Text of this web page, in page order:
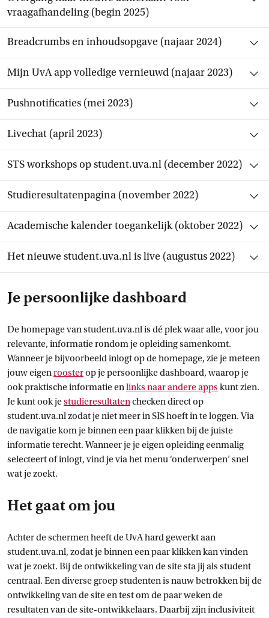
vraagafhandeling (begin 2025)
Breadcrumbs en inhoudsopgave (najaar 2024)
Open en sluit item
Mijn UvA app volledige vernieuwd (najaar 2023)
Open en sluit item
Pushnotificaties (mei 2023)
Open en sluit item
Livechat (april 2023)
Open en sluit item
STS workshops op student.uva.nl (december 2022)
Open en sluit item
Studieresultatenpagina (november 2022)
Open en sluit item
Academische kalender toegankelijk (oktober 2022)
Open en sluit item
Het nieuwe student.uva.nl is live (augustus 2022)
Open en sluit item
Je persoonlijke dashboard
De homepage van student.uva.nl is dé plek waar alle, voor jou
relevante, informatie rondom je opleiding samenkomt.
Wanneer je bijvoorbeeld inlogt op de homepage, zie je meteen
jouw eigenroosterop je persoonlijke dashboard, waarop je
ook praktische informatie enlinks naar andere apps kunt zien.
Je kunt ook jestudieresultatenchecken direct op
student.uva.nl zodat je niet meer in SIS hoeft in te loggen. Via
de navigatie kom je binnen een paar klikken bij de juiste
informatie terecht. Wanneer je je eigen opleiding eenmalig
selecteert of inlogt, vind je via het menu ‘onderwerpen’ snel
wat je zoekt.
Het gaat om jou
Achter de schermen heeft de UvA hard gewerkt aan
student.uva.nl, zodat je binnen een paar klikken kan vinden
wat je zoekt. Bij de ontwikkeling van de site sta jij als student
centraal. Een diverse groep studenten is nauw betrokken bij de
ontwikkeling van de site en test om de paar weken de
resultaten van de site-ontwikkelaars. Daarbij zijn inclusiviteit